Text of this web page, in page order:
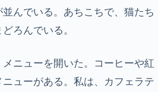
んでいる。あちこちで、猫たち
ろんでいる。
ニューを開いた。コーヒーや紅
ューがある。私は、カフェラテ